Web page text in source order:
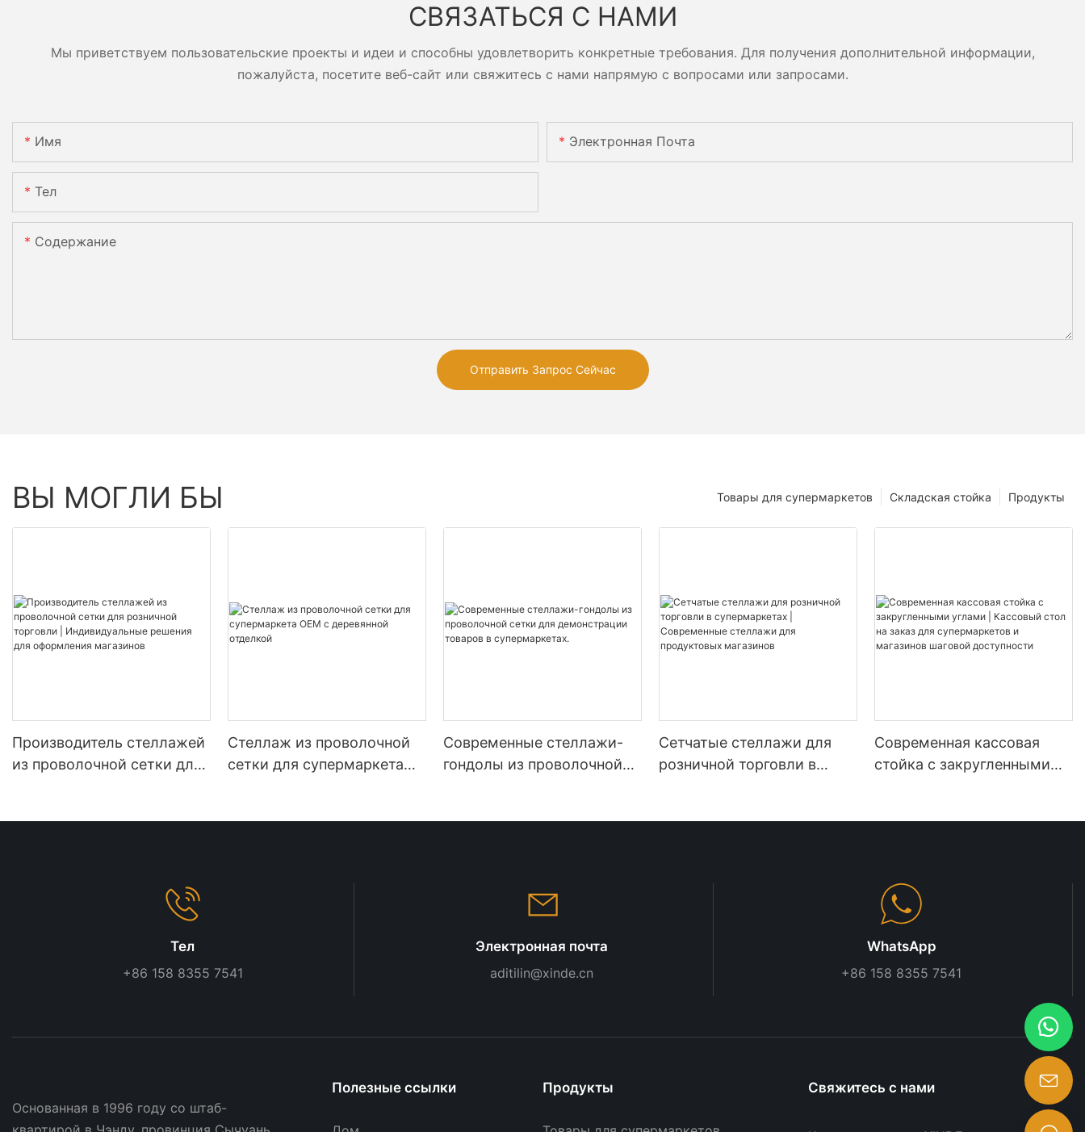
СВЯЗАТЬСЯ С НАМИ
Мы приветствуем пользовательские проекты и идеи и способны удовлетворить конкретные требования. Для получения дополнительной информации,
пожалуйста, посетите веб-сайт или свяжитесь с нами напрямую с вопросами или запросами.
Имя Электронная Почта
Тел
Содержание
Отправить Запрос Сейчас
ВЫ МОГЛИ БЫ Продукты
Складская стойка
Товары для супермаркетов
Производитель стеллажей
из проволочной сетки для
Стеллаж из проволочной
сетки для супермаркета
Современные стеллажи-
гондолы из проволочной
Сетчатые стеллажи для
розничной торговли в
Современная кассовая
стойка с закругленными
Тел
+86 158 8355 7541
Электронная почта
aditilin@xinde.cn
WhatsApp
+86 158 8355 7541
Основанная в 1996 году со штаб-
Полезные ссылки Продукты Свяжитесь с нами